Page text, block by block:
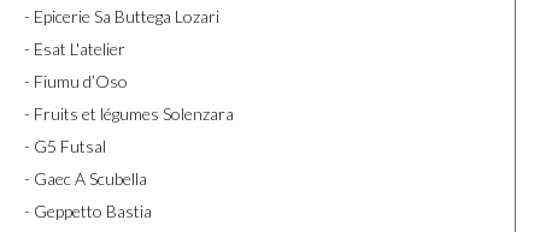
- Epicerie Sa Buttega Lozari
- Esat L'atelier
- Fiumu d’Oso
- Fruits et légumes Solenzara
- G5 Futsal
- Gaec A Scubella
- Geppetto Bastia